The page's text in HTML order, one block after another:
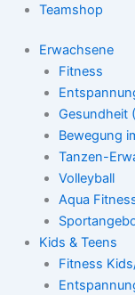
Teamshop
Erwachsene
Fitness
Gesundheit
Bewegung
Tanzen-
Volleyball
Aqua
Kids & Teens
Fitness